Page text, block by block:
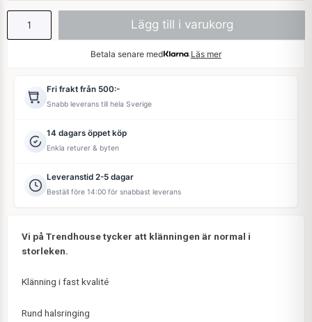
Lägg till i varukorg
Betala senare med Läs mer
Fri frakt från 500:-
Snabb leverans till hela Sverige
14 dagars öppet köp
Enkla returer & byten
Leveranstid 2-5 dagar
Beställ före 14:00 för snabbast leverans
Vi på Trendhouse tycker att klänningen är normal i
storleken.
Klänning i fast kvalité
Rund halsringing